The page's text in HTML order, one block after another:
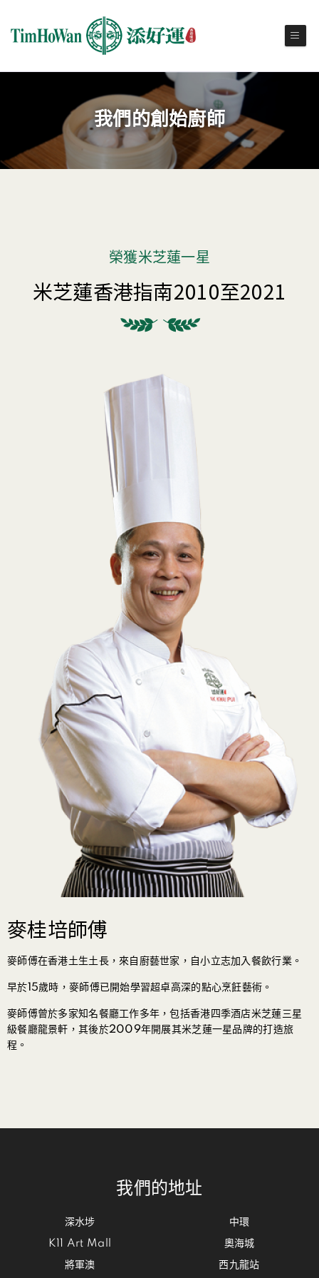
我們的創始廚師
榮獲米芝蓮一星
米芝蓮香港指南2010至2021
麥桂培師傅
麥師傅在香港土生土長，來自廚藝世家，自小立志加入餐飲行業。
早於15歲時，麥師傅已開始學習超卓高深的點心烹飪藝術。
麥師傅曾於多家知名餐廳工作多年，包括香港四季酒店米芝蓮三星
級餐廳龍景軒，其後於2009年開展其米芝蓮一星品牌的打造旅
程。
我們的地址
深水埗
中環
K11 Art Mall
奧海城
將軍澳
西九龍站